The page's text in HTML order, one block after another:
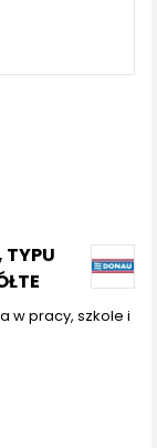
TYPU
w pracy, szkole i